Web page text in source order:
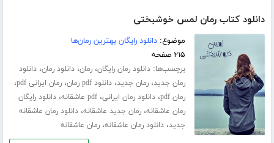
دانلود کتاب رمان لمس خوشبختی
موضوع:دانلود رایگان بهترین رمان‌ها
۲۱۵ صفحه
برچسب‌ها:دانلود رمان رایگان،رمان،دانلود رمان،دانلود
رمان جدید،رمان جدید،دانلود pdf رمان ،رمان ایرانی pdf ،
رمان pdf ،دانلود رمان ایرانی،pdf عاشقانه ،دانلود رایگان
رمان عاشقانه،رمان جدید عاشقانه،دانلود رمان عاشقانه
جدید،دانلود رمان عاشقانه،رمان عاشقانه